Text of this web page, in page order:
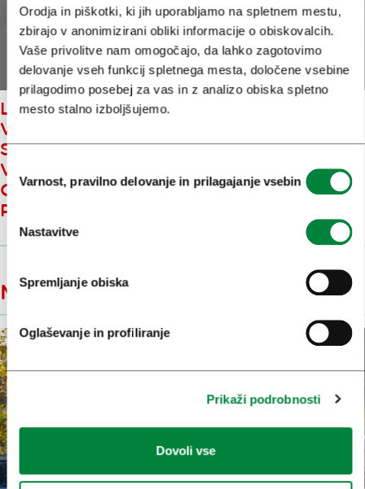
Orodja in piškotki, ki jih uporabljamo na spletnem mestu,
zbirajo v anonimizirani obliki informacije o obiskovalcih.
Vaše privolitve nam omogočajo, da lahko zagotovimo
delovanje vseh funkcij spletnega mesta, določene vsebine
prilagodimo posebej za vas in z analizo obiska spletno
mesto stalno izboljšujemo.
soglasja
Varnost, pravilno delovanje in prilagajanje vsebin
Nastavitve
Spremljanje obiska
Oglaševanje in profiliranje
Prikaži podrobnosti
Dovoli vse
LJUBLJANA IMA ODSLEJ SVOJ
VODIČ WALLPAPER IZ
SVETOVNO ZNANE SERIJE
VODIČEV ZA DIZAJNERSKO
OSVEŠČENE IN ZAHTEVNE
POPOTNIKE
Medijska objava